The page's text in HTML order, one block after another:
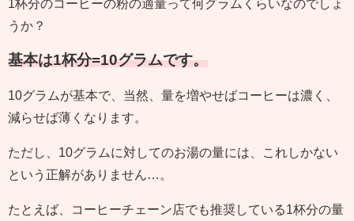
1杯分のコーヒーの粉の適量って何グラムくらいなのでしょ
うか？
基本は1杯分=10グラムです。
10グラムが基本で、当然、量を増やせばコーヒーは濃く、
減らせば薄くなります。
ただし、10グラムに対してのお湯の量には、これしかない
という正解がありません…。
たとえば、コーヒーチェーン店でも推奨している1杯分の量